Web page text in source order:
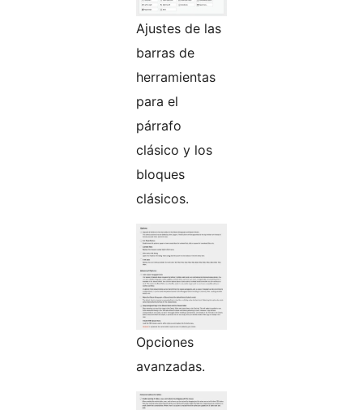
Ajustes de las
barras de
herramientas
para el
párrafo
clásico y los
bloques
clásicos.
Opciones
avanzadas.